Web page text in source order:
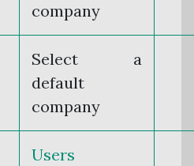
company
Select a
default
company
Users